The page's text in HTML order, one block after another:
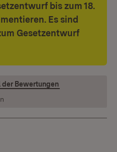
bis zum 18.
Es sind
Gesetzentwurf
der Bewertungen